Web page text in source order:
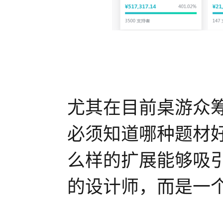
尤其在目前桌游众
必须知道哪种题材
么样的扩展能够吸
的设计师，而是一